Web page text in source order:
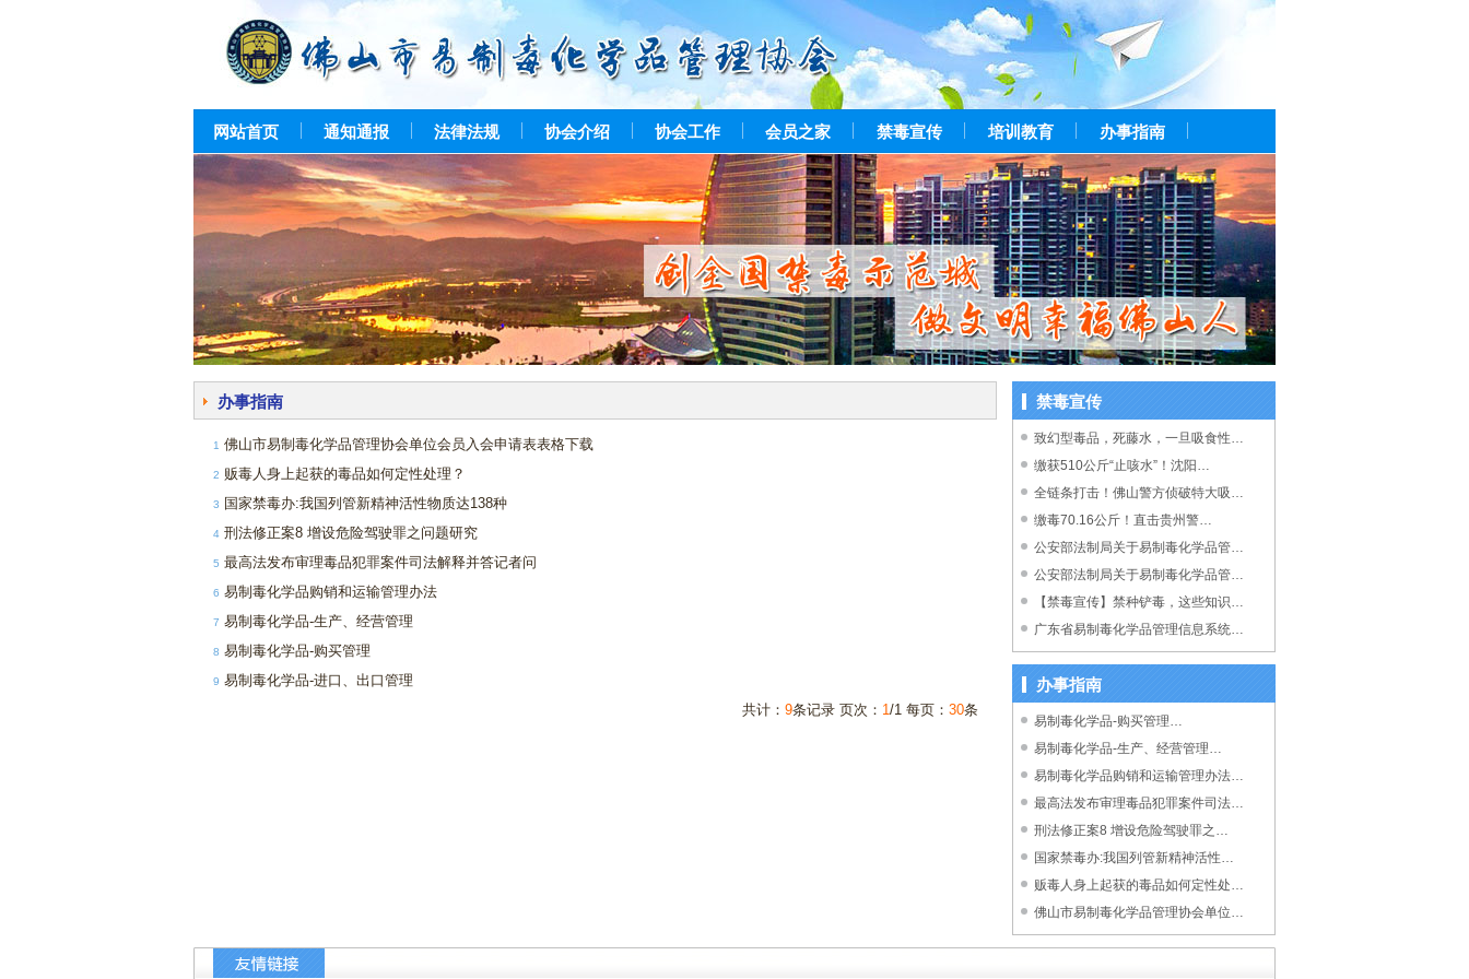
网站首页 通知通报 法律法规 协会介绍 协会工作 会员之家 禁毒宣传 培训教育 办事指南
办事指南
1 佛山市易制毒化学品管理协会单位会员入会申请表表格下载
2 贩毒人身上起获的毒品如何定性处理？
3 国家禁毒办:我国列管新精神活性物质达138种
4 刑法修正案8 增设危险驾驶罪之问题研究
5 最高法发布审理毒品犯罪案件司法解释并答记者问
6 易制毒化学品购销和运输管理办法
7 易制毒化学品-生产、经营管理
8 易制毒化学品-购买管理
9 易制毒化学品-进口、出口管理
共计： 9条记录 页次： 1/1 每页： 30条
禁毒宣传
致幻型毒品，死藤水，一旦吸食性…
缴获510公斤“止咳水”！沈阳…
全链条打击！佛山警方侦破特大吸…
缴毒70.16公斤！直击贵州警…
公安部法制局关于易制毒化学品管…
公安部法制局关于易制毒化学品管…
【禁毒宣传】禁种铲毒，这些知识…
广东省易制毒化学品管理信息系统…
办事指南
易制毒化学品-购买管理…
易制毒化学品-生产、经营管理…
易制毒化学品购销和运输管理办法…
最高法发布审理毒品犯罪案件司法…
刑法修正案8 增设危险驾驶罪之…
国家禁毒办:我国列管新精神活性…
贩毒人身上起获的毒品如何定性处…
佛山市易制毒化学品管理协会单位…